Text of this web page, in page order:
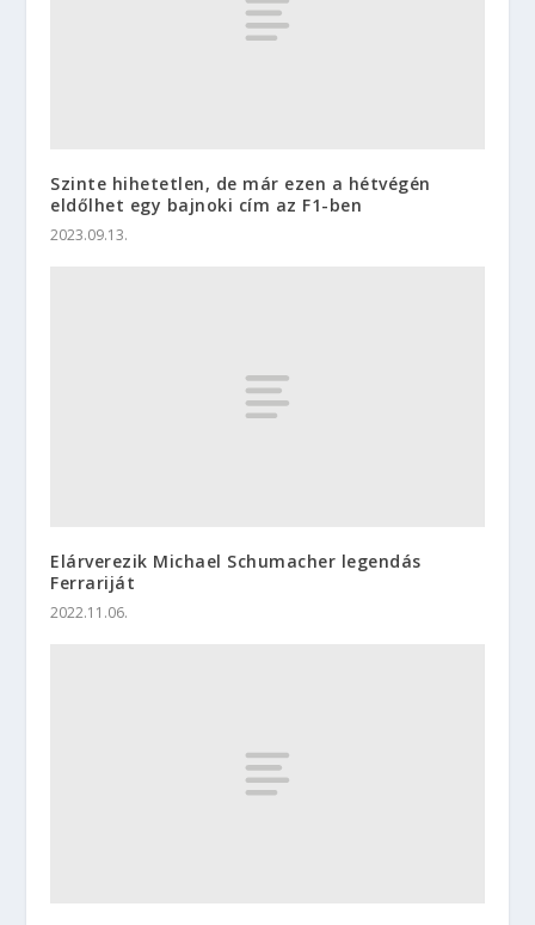
Szinte hihetetlen, de már ezen a hétvégén
eldőlhet egy bajnoki cím az F1-ben
2023.09.13.
Elárverezik Michael Schumacher legendás
Ferrariját
2022.11.06.